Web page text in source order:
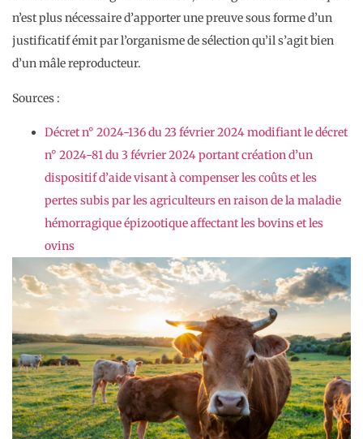
n’est plus nécessaire d’apporter une preuve sous forme d’un
justificatif émit par l’organisme de sélection qu’il s’agit bien
d’un mâle reproducteur.
Sources :
Décret n° 2024-136 du 23 février 2024 modifiant le décret
n° 2024-81 du 3 février 2024 portant création d’un
dispositif d’aide visant à compenser les coûts et les
pertes subis par les agriculteurs en raison de la maladie
hémorragique épizootique affectant les bovins et les
ovins